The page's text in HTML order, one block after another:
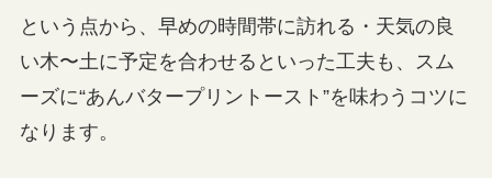
という点から、早めの時間帯に訪れる・天気の良
い木〜土に予定を合わせるといった工夫も、スム
ーズに“あんバタープリントースト”を味わうコツに
なります。